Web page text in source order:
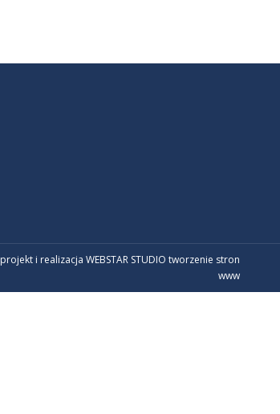
projekt i realizacja WEBSTAR STUDIO tworzenie stron
www